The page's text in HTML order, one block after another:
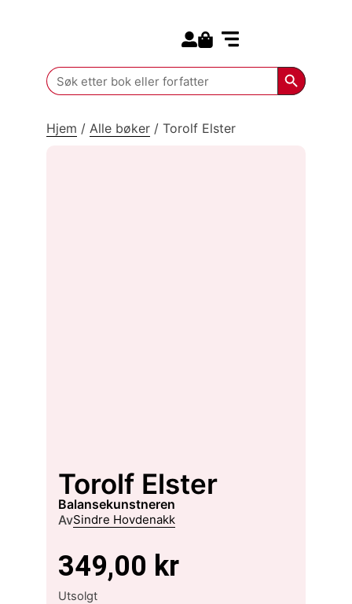
Search
for:
Search
Hjem / Alle bøker / Torolf Elster
Torolf Elster
balansekunstneren
AvSindre Hovdenakk
349,00 kr
Utsolgt